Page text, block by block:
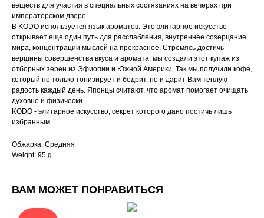
веществ для участия в специальных состязаниях на вечерах при
императорском дворе.
В KODO используется язык ароматов. Это элитарное искусство
открывает еще один путь для расслабления, внутреннее созерцание
мира, концентрации мыслей на прекрасное. Стремясь достичь
вершины совершенства вкуса и аромата, мы создали этот купаж из
отборных зерен из Эфиопии и Южной Америки. Так мы получили кофе,
который не только тонизирует и бодрит, но и дарит Вам теплую
радость каждый день. Японцы считают, что аромат помогает очищать
духовно и физически.
KODO - элитарное искусство, секрет которого дано постичь лишь
избранным.
Обжарка: Средняя
Weight: 95 g
ВАМ МОЖЕТ ПОНРАВИТЬСЯ